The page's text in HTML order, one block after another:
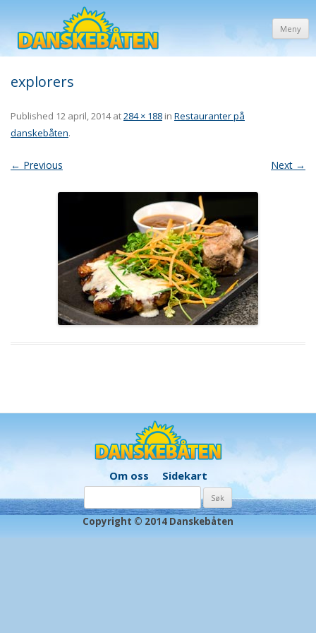
Meny
explorers
Published 12 april, 2014at284 × 188 in Restauranter på
danskebåten.
← Previous Next →
Om oss Sidekart
etter:
Copyright © 2014 Danskebåten